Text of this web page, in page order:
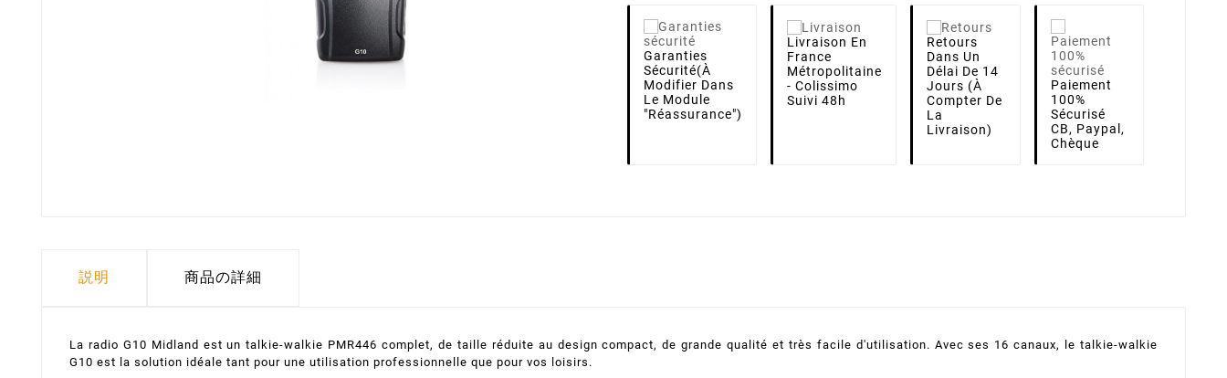
Garanties
Sécurité(à
Modifier Dans
Le Module
"Réassurance")
Livraison En
France
Métropolitaine
- Colissimo
Suivi 48h
Retours
Dans Un
Délai De 14
Jours (à
Compter De
La
Livraison)
Paiement
100%
Sécurisé
CB, Paypal,
Chèque
説明 商品の詳細
La radio G10 Midland est un talkie-walkie PMR446 complet, de taille réduite au design compact, de grande qualité et très facile d'utilisation. Avec ses 16 canaux, le talkie-walkie
G10 est la solution idéale tant pour une utilisation professionnelle que pour vos loisirs.